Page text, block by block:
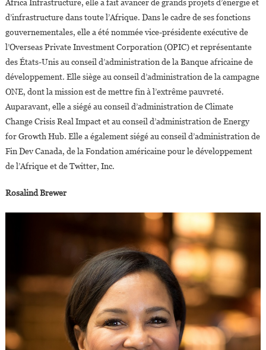
Africa Infrastructure, elle a fait avancer de grands projets d’énergie et
d’infrastructure dans toute l’Afrique. Dans le cadre de ses fonctions
gouvernementales, elle a été nommée vice-présidente exécutive de
l’Overseas Private Investment Corporation (OPIC) et représentante
des États-Unis au conseil d’administration de la Banque africaine de
développement. Elle siège au conseil d’administration de la campagne
ONE, dont la mission est de mettre fin à l’extrême pauvreté.
Auparavant, elle a siégé au conseil d’administration de Climate
Change Crisis Real Impact et au conseil d’administration de Energy
for Growth Hub. Elle a également siégé au conseil d’administration de
Fin Dev Canada, de la Fondation américaine pour le développement
de l’Afrique et de Twitter, Inc.
Rosalind Brewer